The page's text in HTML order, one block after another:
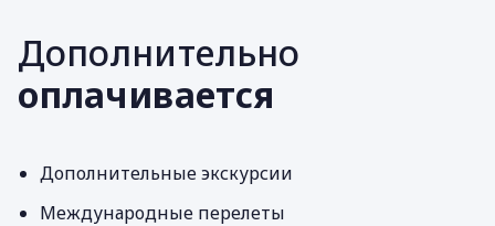
Дополнительно
оплачивается
Дополнительные экскурсии
Международные перелеты